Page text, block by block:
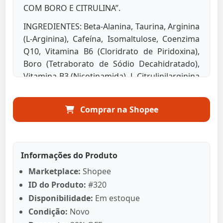
COM BORO E CITRULINA”.
INGREDIENTES: Beta-Alanina, Taurina, Arginina
(L-Arginina), Cafeína, Isomaltulose, Coenzima
Q10, Vitamina B6 (Cloridrato de Piridoxina),
Boro (Tetraborato de Sódio Decahidratado),
Vitamina B3 (Nicotinamida), L-Citrulinilarginina
(Riboflavina), Vitamina B1 (Nitrato de Tiamina),
Antiumectante, Aroma Idêntico ao Natural de
Guaraná, Acidulante Ácido Cítrico,
Aromatizante Pimenta vermelha (Capsicum
Annum) e Edulcorante Sucralose. NÃO
CONTÉM GLÚTEN. ALÉRGICOS: PODE CONTER
DERIVADOS DO LEITE E SOJA*. *Produzido em
Comprar na Shopee
Informações do Produto
Marketplace: Shopee
ID do Produto: #320
Disponibilidade: Em estoque
Condição: Novo